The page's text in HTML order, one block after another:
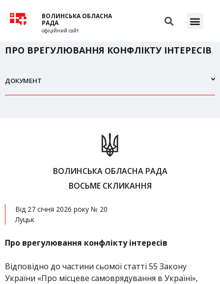
ВОЛИНСЬКА ОБЛАСНА
РАДА
офіційний сайт
ПРО ВРЕГУЛЮВАННЯ КОНФЛІКТУ ІНТЕРЕСІВ
ДОКУМЕНТ
ВОЛИНСЬКА ОБЛАСНА РАДА
ВОСЬМЕ СКЛИКАННЯ
Від 27 січня 2026 року № 20
Луцьк
Про врегулювання конфлікту інтересів
Відповідно до частини сьомої статті 55 Закону
України «Про місцеве самоврядування в Україні»,